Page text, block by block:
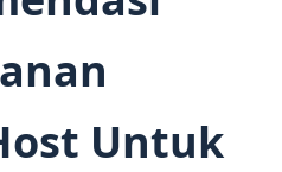
Untuk